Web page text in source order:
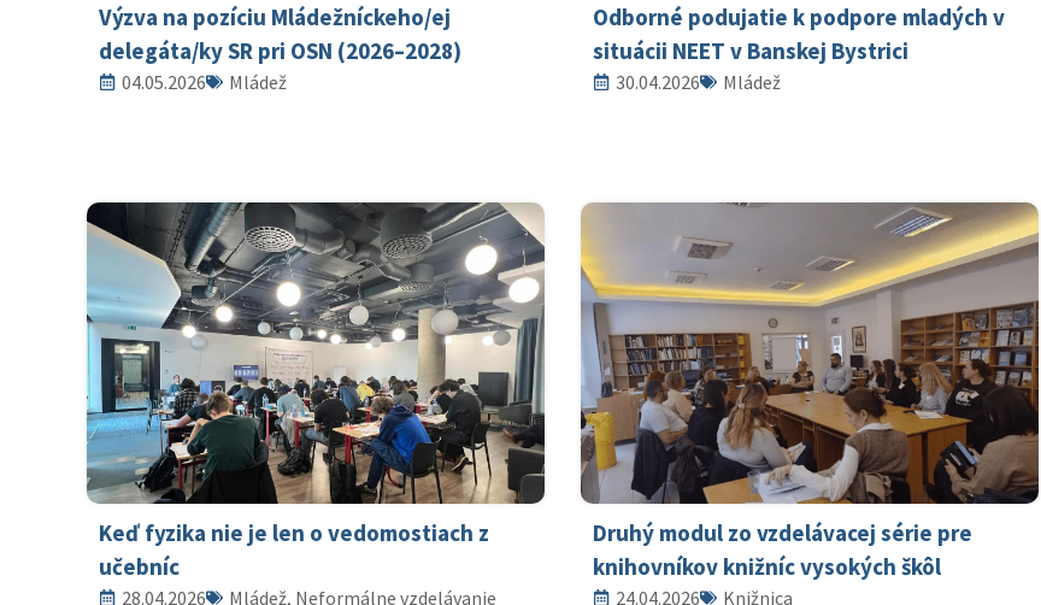
Výzva na pozíciu Mládežníckeho/ej
delegáta/ky SR pri OSN (2026–2028)
04.05.2026 Mládež
Odborné podujatie k podpore mladých v
situácii NEET v Banskej Bystrici
30.04.2026 Mládež
Keď fyzika nie je len o vedomostiach z
učebníc
28.04.2026 Mládež, Neformálne vzdelávanie
Druhý modul zo vzdelávacej série pre
knihovníkov knižníc vysokých škôl
24.04.2026 Knižnica